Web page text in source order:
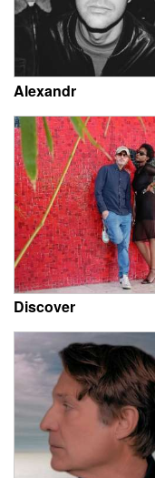
Alexandr
Discover